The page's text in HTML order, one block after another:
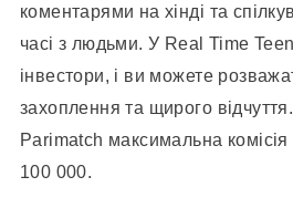
коментарями на хінді та
часі з людьми. У Real Time Teen
інвестори, і ви можете
захоплення та щирого відчуття.
Parimatch максимальна
100 000.